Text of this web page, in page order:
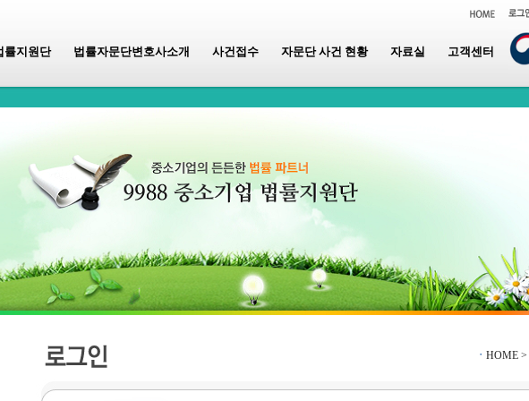
률지원단 법률자문단변호사소개 사건접수 자문단 사건 현황 자료실 고객센터
ㆍ HOME >